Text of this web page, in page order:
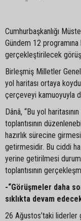
Cumhurbaşkanlığı
Gündem 12 programına
gerçekleştirilecek
Birleşmiş Milletler
yol haritası ortaya
çerçeveyi kamuoyuyla
Dânâ, “Bu yol
toplantısının
hazırlık sürecine
getirmesidir. Bu ciddi
yerine getirilmesi
toplantısının
-“Görüşmeler daha
sıklıkta devam
26 Ağustos’taki liderler